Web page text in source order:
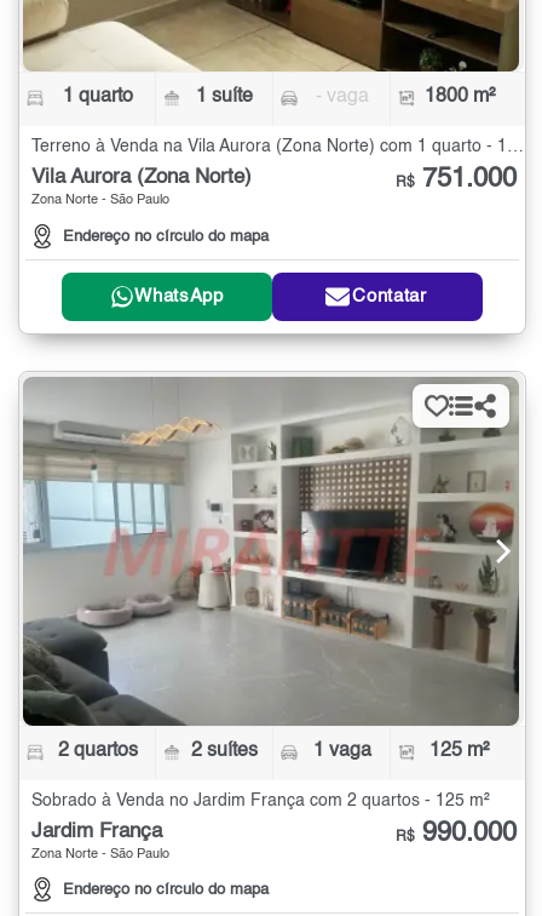
1 quarto 1 suíte - vaga 1800 m²
Terreno à Venda na Vila Aurora (Zona Norte) com 1 quarto - 1800 m²
Vila Aurora (Zona Norte)
Zona Norte - São Paulo
Endereço no círculo do mapa
R$ 751.000
WhatsApp Contatar
2 quartos 2 suítes 1 vaga 125 m²
Sobrado à Venda no Jardim França com 2 quartos - 125 m²
Jardim França
Zona Norte - São Paulo
Endereço no círculo do mapa
R$ 990.000